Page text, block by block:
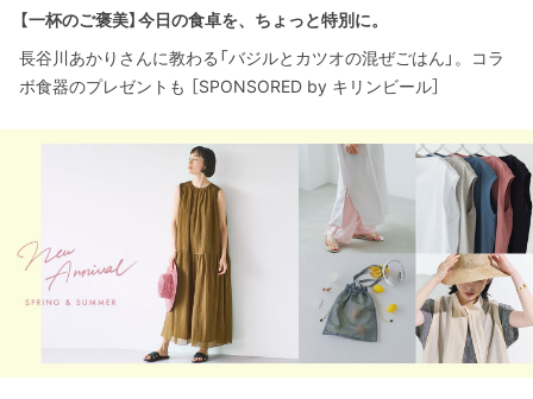
【一杯のご褒美】今日の食卓を、ちょっと特別に。
長谷川あかりさんに教わる「バジルとカツオの混ぜごはん」。コラ
ボ食器のプレゼントも ［SPONSORED by キリンビール］